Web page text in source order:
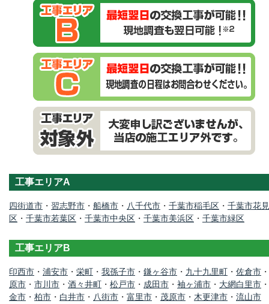
工事エリアA
四街道市 ・ 習志野市 ・ 船橋市 ・ 八千代市 ・ 千葉市稲毛区 ・ 千葉市花
区 ・ 千葉市若葉区 ・ 千葉市中央区 ・ 千葉市美浜区 ・ 千葉市緑区
工事エリアB
印西市 ・ 浦安市 ・ 栄町 ・ 我孫子市 ・ 鎌ヶ谷市 ・ 九十九里町 ・ 佐倉市 ・
原市 ・ 市川市 ・ 酒々井町 ・ 松戸市 ・ 成田市 ・ 袖ヶ浦市 ・ 大網白里市 ・
金市 ・ 柏市 ・ 白井市 ・ 八街市 ・ 富里市 ・ 茂原市 ・ 木更津市 ・ 流山市